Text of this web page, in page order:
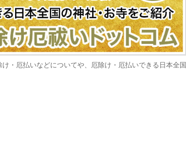
・厄払いなどについてや、厄除け・厄払いできる日本全国